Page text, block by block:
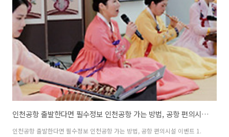
인천 중구 영종해안남로 321번 길 208 - 연락처: 0..
인천공항 출발한다면 필수정보 인천공항 가는 방법, 공항 편의시설 이벤트
인천공항 출발한다면 필수정보 인천공항 가는 방법, 공항 편의시설 이벤트 1.